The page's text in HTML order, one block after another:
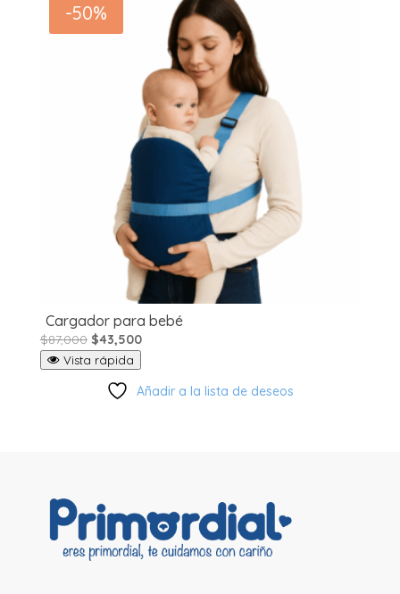
-50%
Cargador para bebé
$87,000 El
precio
original
era:
$43,500El
es:
Vista rápida
Añadir a la lista de deseos